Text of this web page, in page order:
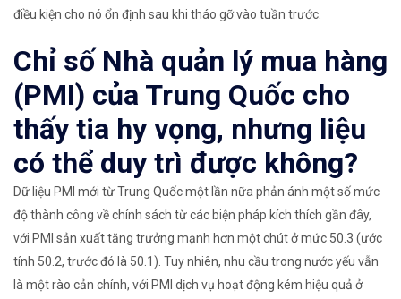
điều kiện cho nó ổn định sau khi tháo gỡ vào tuần trước.
Chỉ số Nhà quản lý mua hàng
(PMI) của Trung Quốc cho
thấy tia hy vọng, nhưng liệu
có thể duy trì được không?
Dữ liệu PMI mới từ Trung Quốc một lần nữa phản ánh một số mức
độ thành công về chính sách từ các biện pháp kích thích gần đây,
với PMI sản xuất tăng trưởng mạnh hơn một chút ở mức 50.3 (ước
tính 50.2, trước đó là 50.1). Tuy nhiên, nhu cầu trong nước yếu vẫn
là một rào cản chính, với PMI dịch vụ hoạt động kém hiệu quả ở